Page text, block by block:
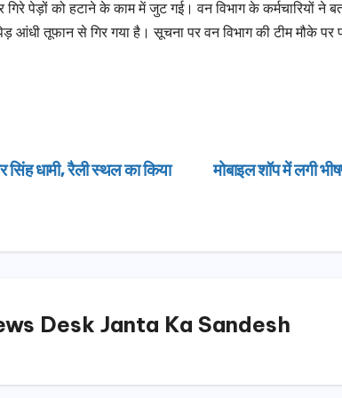
पेड़ों को हटाने के काम में जुट गई। वन विभाग के कर्मचारियों ने
तूफान से गिर गया है। सूचना पर वन विभाग की टीम मौके पर
मोबाइल शॉप में लगी
धामी, रैली स्थल का किया
Desk Janta Ka Sandesh